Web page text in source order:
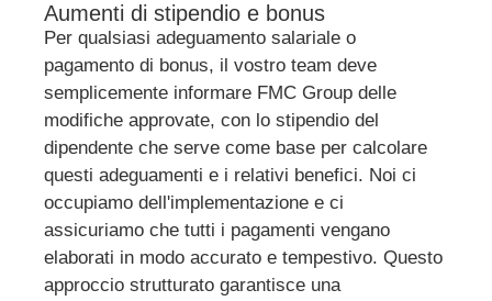
Aumenti di stipendio e bonus
Per qualsiasi adeguamento salariale o
pagamento di bonus, il vostro team deve
semplicemente informare FMC Group delle
modifiche approvate, con lo stipendio del
dipendente che serve come base per calcolare
questi adeguamenti e i relativi benefici. Noi ci
occupiamo dell'implementazione e ci
assicuriamo che tutti i pagamenti vengano
elaborati in modo accurato e tempestivo. Questo
approccio strutturato garantisce una